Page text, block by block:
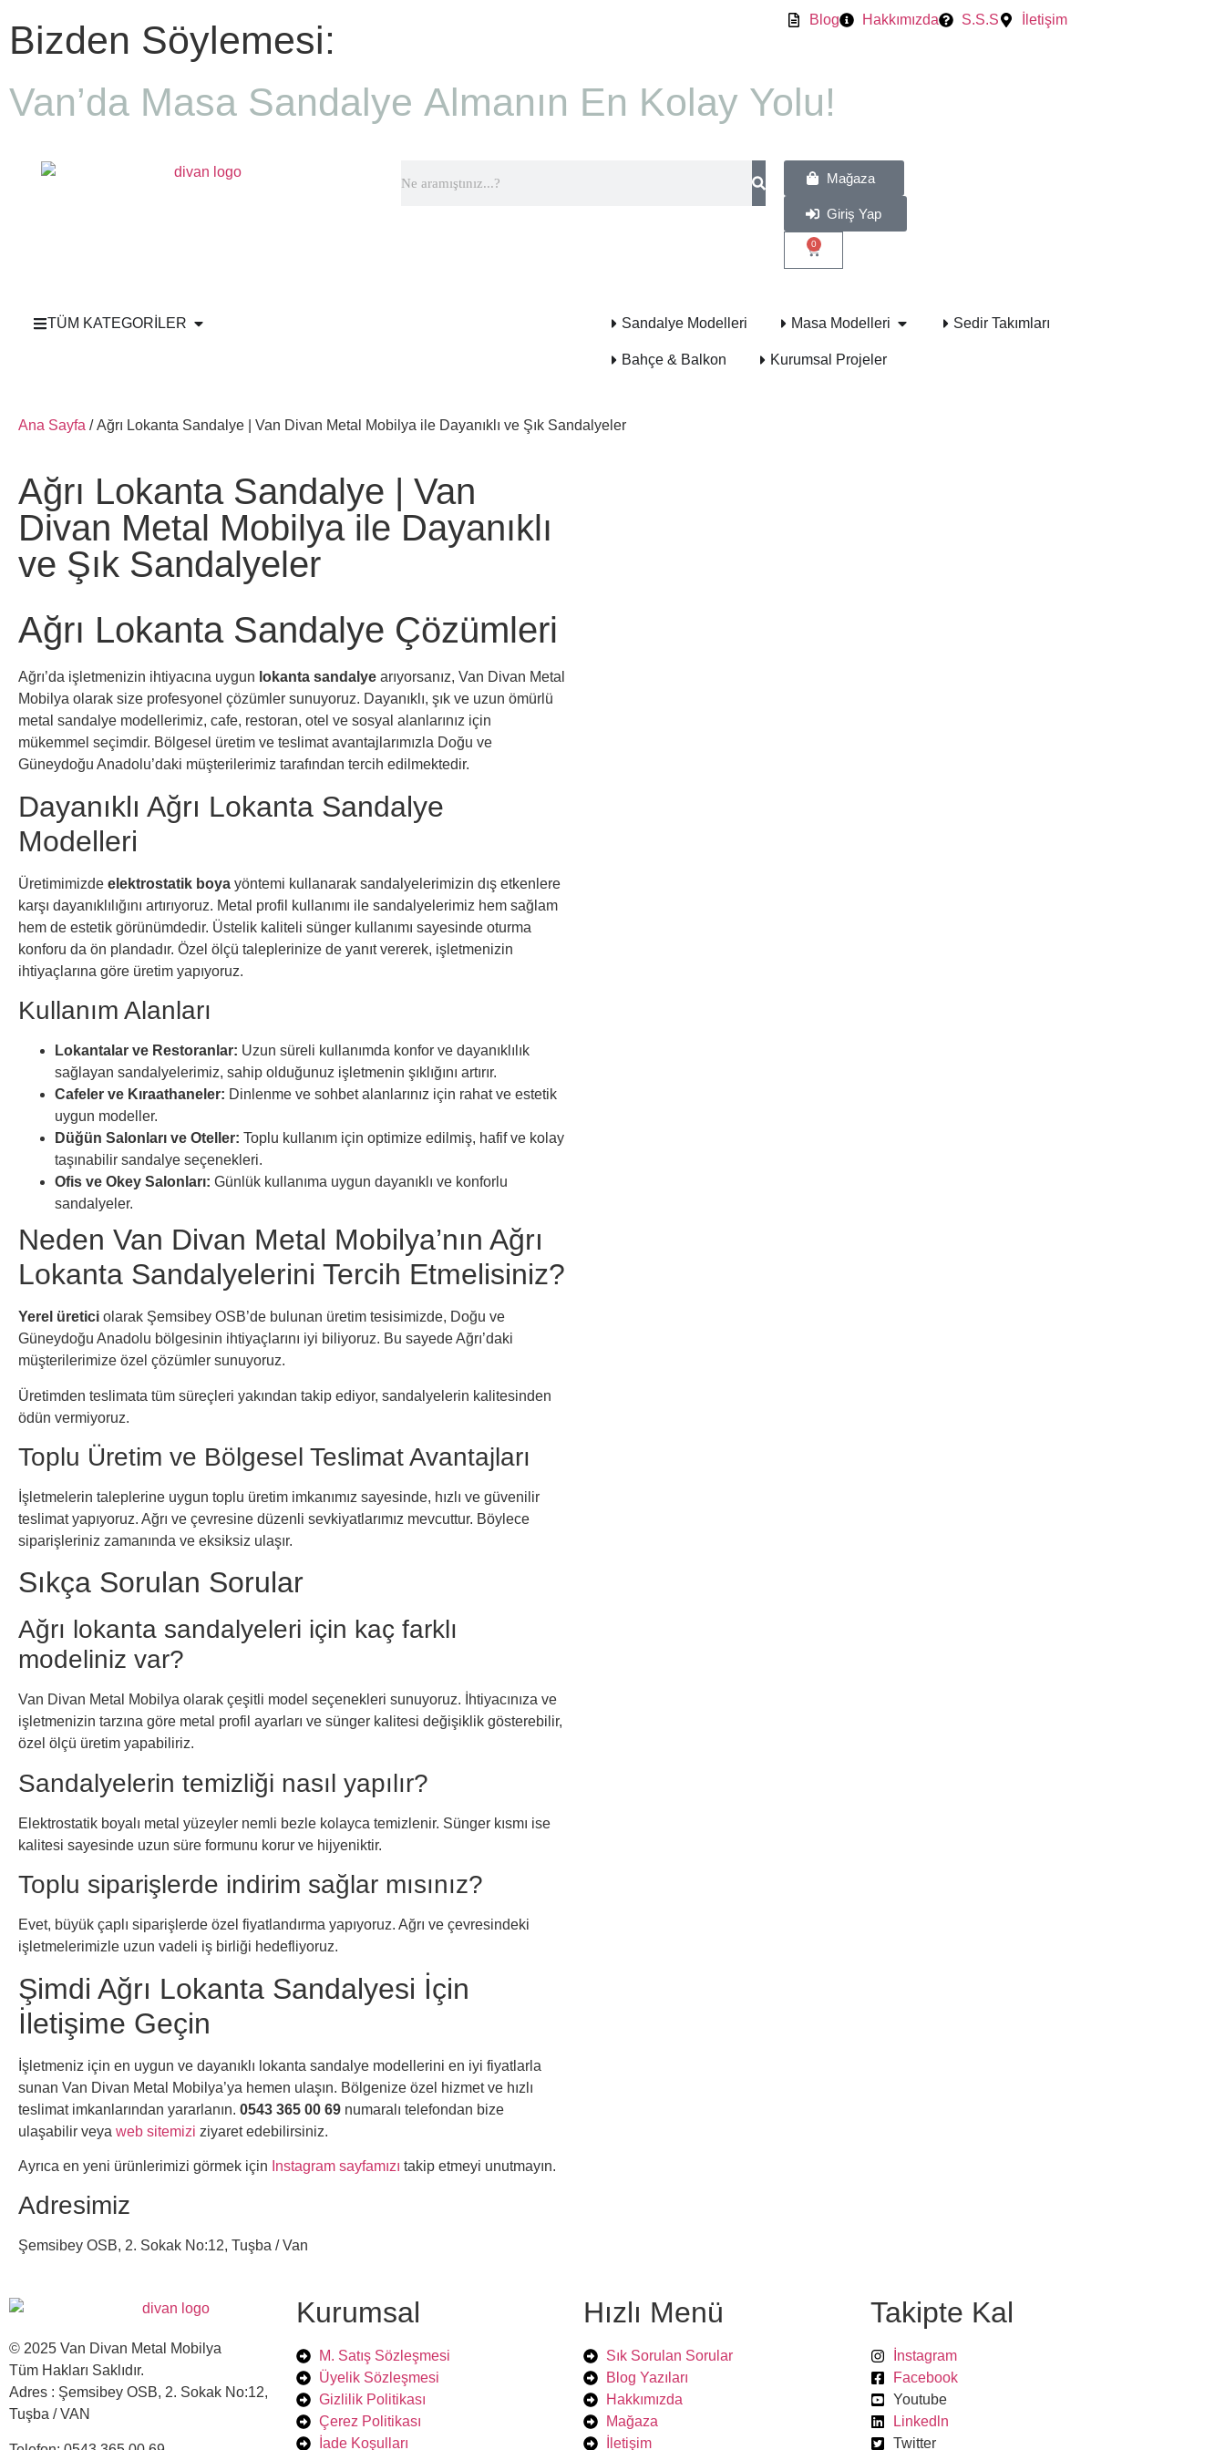
Bizden Söylemesi:
Van’da Masa Sandalye Almanın En Kolay Yolu!
Blog Hakkımızda S.S.S İletişim
Mağaza
Giriş Yap
0
TÜM KATEGORİLER Sandalye Modelleri Masa Modelleri Sedir Takımları
Bahçe & Balkon Kurumsal Projeler
Ana Sayfa / Ağrı Lokanta Sandalye | Van Divan Metal Mobilya ile Dayanıklı ve Şık Sandalyeler
Ağrı Lokanta Sandalye | Van
Divan Metal Mobilya ile Dayanıklı
ve Şık Sandalyeler
Ağrı Lokanta Sandalye Çözümleri
Ağrı’da işletmenizin ihtiyacına uygun lokanta sandalye arıyorsanız, Van Divan Metal
Mobilya olarak size profesyonel çözümler sunuyoruz. Dayanıklı, şık ve uzun ömürlü
metal sandalye modellerimiz, cafe, restoran, otel ve sosyal alanlarınız için
mükemmel seçimdir. Bölgesel üretim ve teslimat avantajlarımızla Doğu ve
Güneydoğu Anadolu’daki müşterilerimiz tarafından tercih edilmektedir.
Dayanıklı Ağrı Lokanta Sandalye
Modelleri
Üretimimizde elektrostatik boya yöntemi kullanarak sandalyelerimizin dış etkenlere
karşı dayanıklılığını artırıyoruz. Metal profil kullanımı ile sandalyelerimiz hem sağlam
hem de estetik görünümdedir. Üstelik kaliteli sünger kullanımı sayesinde oturma
konforu da ön plandadır. Özel ölçü taleplerinize de yanıt vererek, işletmenizin
ihtiyaçlarına göre üretim yapıyoruz.
Kullanım Alanları
Lokantalar ve Restoranlar: Uzun süreli kullanımda konfor ve dayanıklılık
sağlayan sandalyelerimiz, sahip olduğunuz işletmenin şıklığını artırır.
Cafeler ve Kıraathaneler: Dinlenme ve sohbet alanlarınız için rahat ve estetik
uygun modeller.
Düğün Salonları ve Oteller: Toplu kullanım için optimize edilmiş, hafif ve kolay
taşınabilir sandalye seçenekleri.
Ofis ve Okey Salonları: Günlük kullanıma uygun dayanıklı ve konforlu
sandalyeler.
Neden Van Divan Metal Mobilya’nın Ağrı
Lokanta Sandalyelerini Tercih Etmelisiniz?
Yerel üretici olarak Şemsibey OSB’de bulunan üretim tesisimizde, Doğu ve
Güneydoğu Anadolu bölgesinin ihtiyaçlarını iyi biliyoruz. Bu sayede Ağrı’daki
müşterilerimize özel çözümler sunuyoruz.
Üretimden teslimata tüm süreçleri yakından takip ediyor, sandalyelerin kalitesinden
ödün vermiyoruz.
Toplu Üretim ve Bölgesel Teslimat Avantajları
İşletmelerin taleplerine uygun toplu üretim imkanımız sayesinde, hızlı ve güvenilir
teslimat yapıyoruz. Ağrı ve çevresine düzenli sevkiyatlarımız mevcuttur. Böylece
siparişleriniz zamanında ve eksiksiz ulaşır.
Sıkça Sorulan Sorular
Ağrı lokanta sandalyeleri için kaç farklı
modeliniz var?
Van Divan Metal Mobilya olarak çeşitli model seçenekleri sunuyoruz. İhtiyacınıza ve
işletmenizin tarzına göre metal profil ayarları ve sünger kalitesi değişiklik gösterebilir,
özel ölçü üretim yapabiliriz.
Sandalyelerin temizliği nasıl yapılır?
Elektrostatik boyalı metal yüzeyler nemli bezle kolayca temizlenir. Sünger kısmı ise
kalitesi sayesinde uzun süre formunu korur ve hijyeniktir.
Toplu siparişlerde indirim sağlar mısınız?
Evet, büyük çaplı siparişlerde özel fiyatlandırma yapıyoruz. Ağrı ve çevresindeki
işletmelerimizle uzun vadeli iş birliği hedefliyoruz.
Şimdi Ağrı Lokanta Sandalyesi İçin
İletişime Geçin
İşletmeniz için en uygun ve dayanıklı lokanta sandalye modellerini en iyi fiyatlarla
sunan Van Divan Metal Mobilya’ya hemen ulaşın. Bölgenize özel hizmet ve hızlı
teslimat imkanlarından yararlanın. 0543 365 00 69 numaralı telefondan bize
ulaşabilir veya web sitemizi ziyaret edebilirsiniz.
Ayrıca en yeni ürünlerimizi görmek için Instagram sayfamızı takip etmeyi unutmayın.
Adresimiz
Şemsibey OSB, 2. Sokak No:12, Tuşba / Van
© 2025 Van Divan Metal Mobilya
Tüm Hakları Saklıdır.
Adres : Şemsibey OSB, 2. Sokak No:12,
Tuşba / VAN
Kurumsal
M. Satış Sözleşmesi
Üyelik Sözleşmesi
Gizlilik Politikası
Çerez Politikası
İade Koşulları
Hızlı Menü
Sık Sorulan Sorular
Blog Yazıları
Hakkımızda
Mağaza
İletişim
Takipte Kal
İnstagram
Facebook
Youtube
Linkedln
Twitter